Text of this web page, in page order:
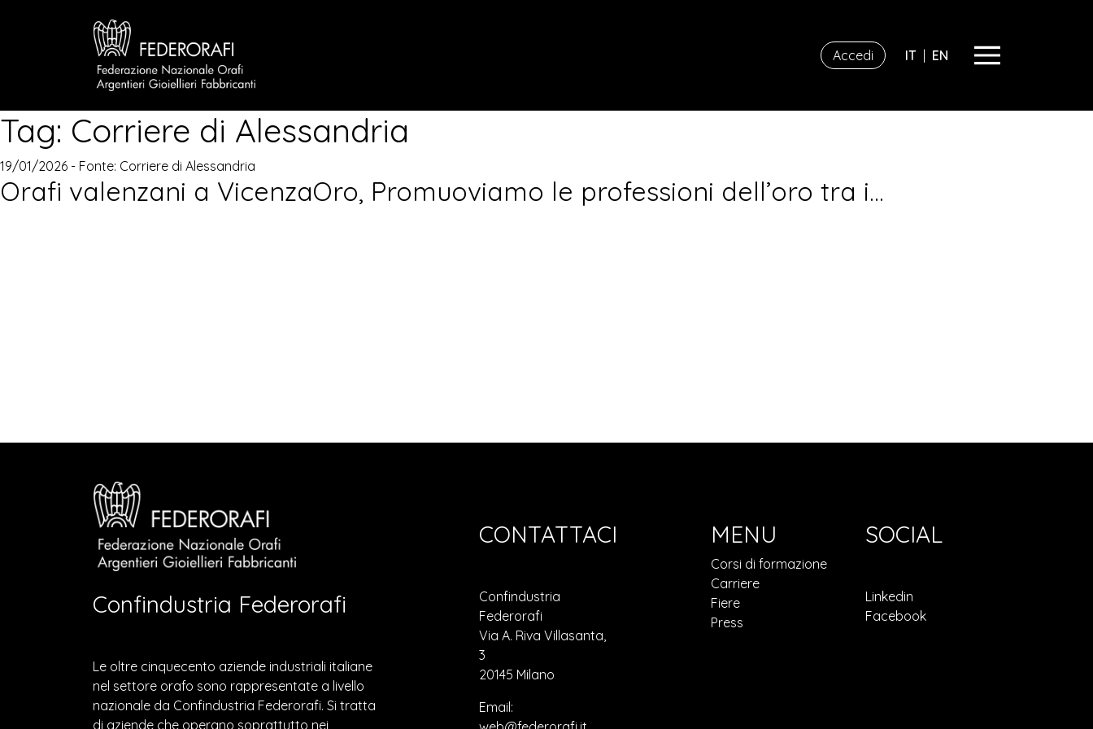
Accedi IT | EN
Tag: Corriere di Alessandria
19/01/2026 - Fonte: Corriere di Alessandria
Orafi valenzani a VicenzaOro, Promuoviamo le professioni dell’oro tra i…
Confindustria Federorafi
Le oltre cinquecento aziende industriali italiane
nel settore orafo sono rappresentate a livello
nazionale da Confindustria Federorafi. Si tratta
di aziende che operano soprattutto nei
CONTATTACI
Confindustria
Federorafi
Via A. Riva Villasanta,
3
20145 Milano
Email:
MENU
Corsi di formazione
Carriere
Fiere
Press
SOCIAL
Linkedin
Facebook